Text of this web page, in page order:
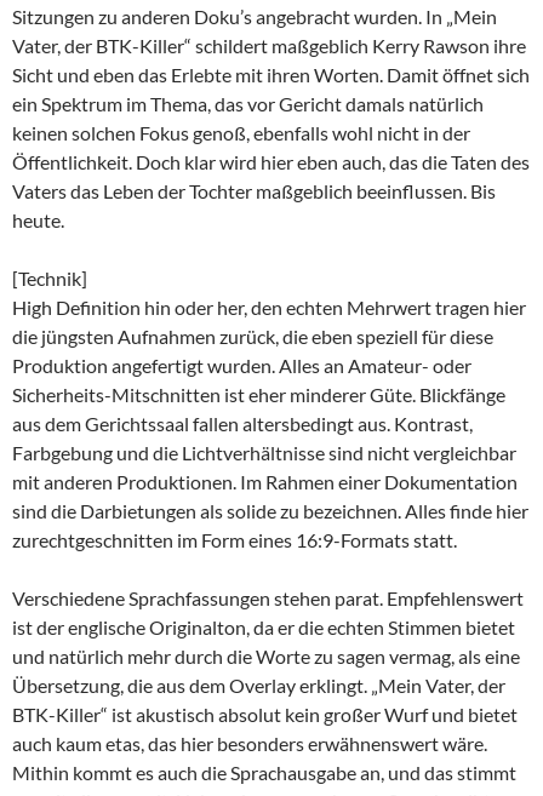
Sitzungen zu anderen Doku’s angebracht wurden. In „Mein
Vater, der BTK-Killer“ schildert maßgeblich Kerry Rawson ihre
Sicht und eben das Erlebte mit ihren Worten. Damit öffnet sich
ein Spektrum im Thema, das vor Gericht damals natürlich
keinen solchen Fokus genoß, ebenfalls wohl nicht in der
Öffentlichkeit. Doch klar wird hier eben auch, das die Taten des
Vaters das Leben der Tochter maßgeblich beeinflussen. Bis
heute.
[Technik]
High Definition hin oder her, den echten Mehrwert tragen hier
die jüngsten Aufnahmen zurück, die eben speziell für diese
Produktion angefertigt wurden. Alles an Amateur- oder
Sicherheits-Mitschnitten ist eher minderer Güte. Blickfänge
aus dem Gerichtssaal fallen altersbedingt aus. Kontrast,
Farbgebung und die Lichtverhältnisse sind nicht vergleichbar
mit anderen Produktionen. Im Rahmen einer Dokumentation
sind die Darbietungen als solide zu bezeichnen. Alles finde hier
zurechtgeschnitten im Form eines 16:9-Formats statt.
Verschiedene Sprachfassungen stehen parat. Empfehlenswert
ist der englische Originalton, da er die echten Stimmen bietet
und natürlich mehr durch die Worte zu sagen vermag, als eine
Übersetzung, die aus dem Overlay erklingt. „Mein Vater, der
BTK-Killer“ ist akustisch absolut kein großer Wurf und bietet
auch kaum etas, das hier besonders erwähnenswert wäre.
Mithin kommt es auch die Sprachausgabe an, und das stimmt